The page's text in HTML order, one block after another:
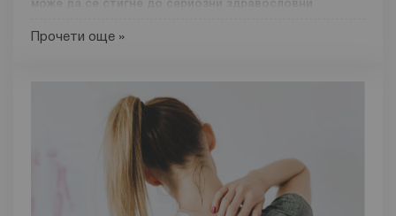
може да се стигне до сериозни здравословни
причини за неговото възникване, най-характерните
профилактика, както и на възможните усложнения при
болестно състояние, което предизвиква
възпаление на стомашната лигавица.
Той причинява
увреждане на най-вътрешния слой на стомашно-
Прочети още »